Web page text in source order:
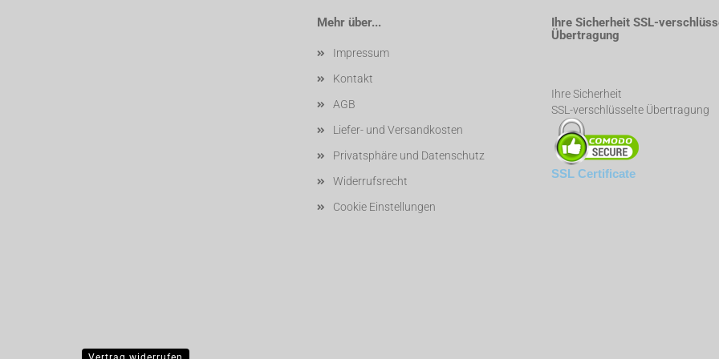
Mehr über...
Impressum
Kontakt
AGB
Liefer- und Versandkosten
Privatsphäre und Datenschutz
Widerrufsrecht
Cookie Einstellungen
Ihre Sicherheit SSL-
Übertragung
Ihre Sicherheit
SSL-verschlüsselte Übertragung
SSL Certificate